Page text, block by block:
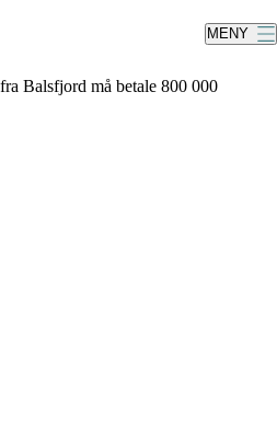
MENY
Balsfjord må betale 800 000